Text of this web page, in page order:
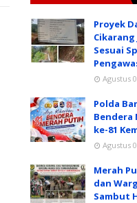
Proyek
Sesuai
Agustus
Polda
Bendera
ke-81
Agustus
Merah
dan
Sambut